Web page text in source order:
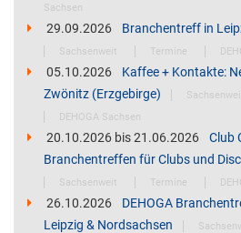
Sachsen
29.09.2026 Branchentreff in
Sachsenweit Termine
05.10.2026
Kaffee + Kontakte:
Zwönitz (Erzgebirge)
DEHOGA Sachsen
20.10.2026 bis21.06.2026
Club
Branchentreffen für Clubs und
Sachsenweit Termine
26.10.2026
DEHOGA
Leipzig & Nordsachsen